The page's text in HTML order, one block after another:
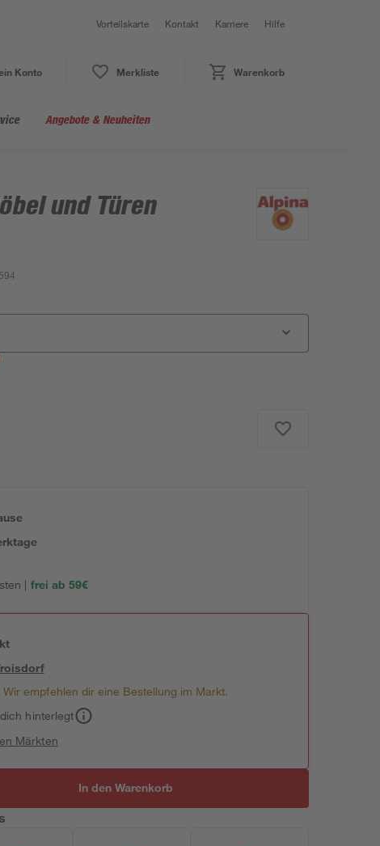
Vorteilskarte Kontakt Karriere Hilfe
Konto Merkliste Warenkorb
Angebote & Neuheiten
und Türen
| frei ab 59€
empfehlen dir eine Bestellung im Markt.
hinterlegt
Märkten
In den Warenkorb